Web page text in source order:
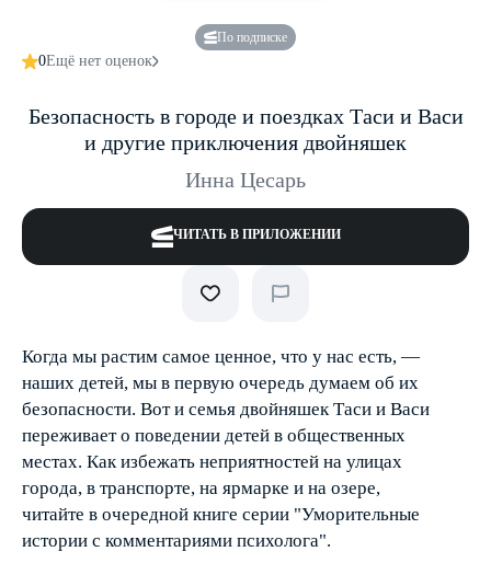
По подписке
0Ещё нет оценок
Безопасность в городе и поездках Таси и Васи
и другие приключения двойняшек
Инна Цесарь
ЧИТАТЬ В ПРИЛОЖЕНИИ
Когда мы растим самое ценное, что у нас есть, —
наших детей, мы в первую очередь думаем об их
безопасности. Вот и семья двойняшек Таси и Васи
переживает о поведении детей в общественных
местах. Как избежать неприятностей на улицах
города, в транспорте, на ярмарке и на озере,
читайте в очередной книге серии "Уморительные
истории с комментариями психолога".